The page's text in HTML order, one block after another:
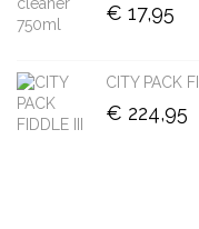
€ 17,95
CITY PACK
€ 224,95